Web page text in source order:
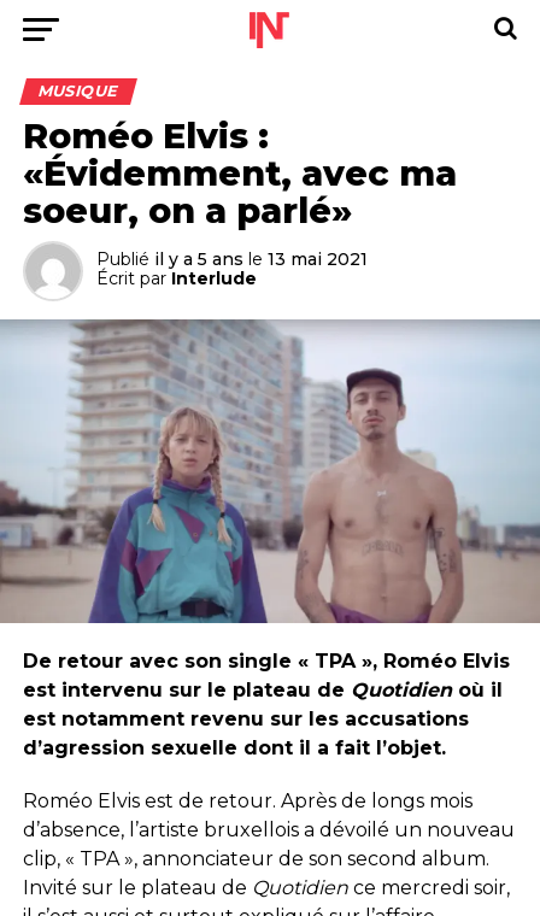
MUSIQUE
Roméo Elvis :
«Évidemment, avec ma
soeur, on a parlé»
Publié il y a 5 ans le 13 mai 2021
Écrit par Interlude
De retour avec son single « TPA », Roméo Elvis
est intervenu sur le plateau de Quotidienoù il
est notamment revenu sur les accusations
d’agression sexuelle dont il a fait l’objet.
Roméo Elvis est de retour. Après de longs mois
d’absence, l’artiste bruxellois a dévoilé un nouveau
clip, « TPA », annonciateur de son second album.
Invité sur le plateau de Quotidien ce mercredi soir,